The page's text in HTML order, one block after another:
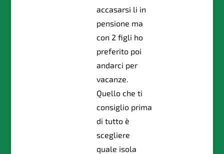
accasarsi li in
pensione ma
con 2 figli ho
preferito poi
andarci per
vacanze.
Quello che ti
consiglio prima
di tutto è
scegliere
quale isola